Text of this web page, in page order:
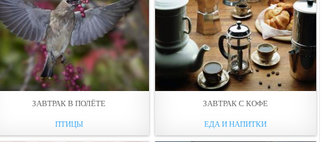
ЗАВТРАК В ПОЛЁТЕ
ПТИЦЫ
ЗАВТРАК С КОФЕ
ЕДА И НАПИТКИ